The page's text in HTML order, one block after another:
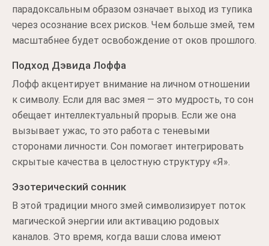
парадоксальным образом означает выход из тупика
через осознание всех рисков. Чем больше змей, тем
масштабнее будет освобождение от оков прошлого.
Подход Дэвида Лоффа
Лофф акцентирует внимание на личном отношении
к символу. Если для вас змея — это мудрость, то сон
обещает интеллектуальный прорыв. Если же она
вызывает ужас, то это работа с теневыми
сторонами личности. Сон помогает интегрировать
скрытые качества в целостную структуру «Я».
Эзотерический сонник
В этой традиции много змей символизирует поток
магической энергии или активацию родовых
каналов. Это время, когда ваши слова имеют